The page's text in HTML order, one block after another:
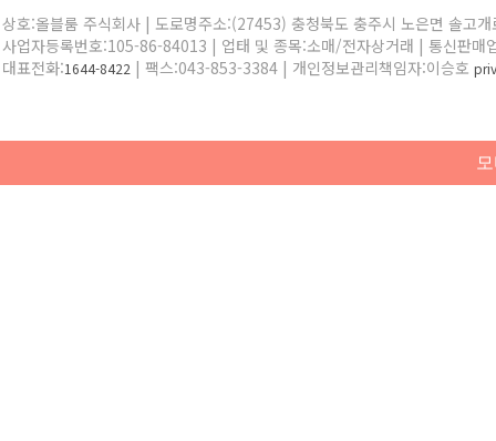
상호:올블룸 주식회사 | 도로명주소:(27453) 충청북도 충주시 노은면 솔고
사업자등록번호:105-86-84013 | 업태 및 종목:소매/전자상거래 | 통신판매
대표전화:1644-8422 | 팩스:043-853-3384 | 개인정보관리책임자:이승호